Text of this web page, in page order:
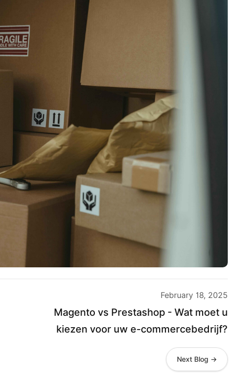
February 18, 2025
Magento vs Prestashop - Wat moet u
kiezen voor uw e-commercebedrijf?
Next Blog →